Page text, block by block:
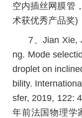
空内插丝网膜管
术获优秀产品奖)
7、Jian Xie,
ng. Mode
droplet on
bility.
sfer, 2019, 122:
年前法国物理学